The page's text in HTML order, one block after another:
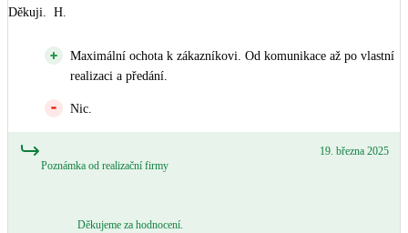
Děkuji.  H.
Maximální ochota k zákazníkovi. Od komunikace až po vlastní
realizaci a předání.
Nic.
Poznámka od realizační firmy
19. března 2025
Děkujeme za hodnocení.